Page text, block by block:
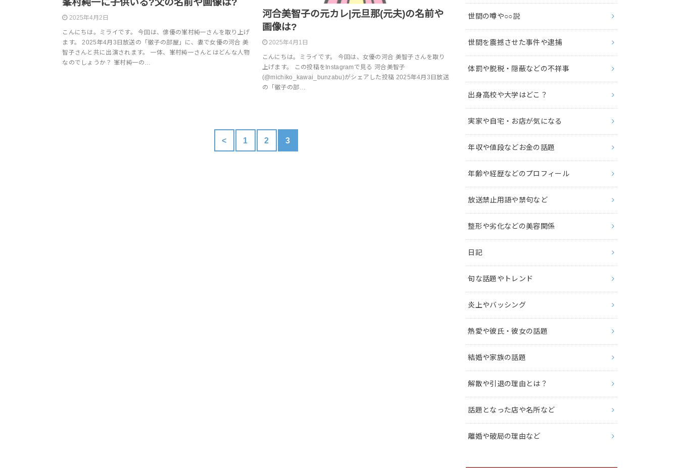
峯村純一に子供いる?父の名前や画像は?
2025年4月2日
こんにちは。ミライです。 今回は、俳優の峯村純一さんを取り上げ
ます。 2025年4月3日放送の「徹子の部屋」に、妻で女優の河合 美
智子さんと共に出演されます。 一体、峯村純一さんとはどんな人物
なのでしょうか？ 峯村純一の…
河合美智子の元カレ|元旦那(元夫)の名前や
画像は?
2025年4月1日
こんにちは。ミライです。 今回は、女優の河合 美智子さんを取り
上げます。 この投稿をInstagramで見る 河合美智子
(@michiko_kawai_bunzabu)がシェアした投稿 2025年4月3日放送
の「徹子の部…
< 1 2 3
世間の噂や○○説
世間を震撼させた事件や逮捕
体罰や脱税・隠蔽などの不祥事
出身高校や大学はどこ？
実家や自宅・お店が気になる
年収や値段などお金の話題
年齢や経歴などのプロフィール
放送禁止用語や禁句など
整形や劣化などの美容関係
日記
旬な話題やトレンド
炎上やバッシング
熱愛や彼氏・彼女の話題
結婚や家族の話題
解散や引退の理由とは？
話題となった店や名所など
離婚や破局の理由など